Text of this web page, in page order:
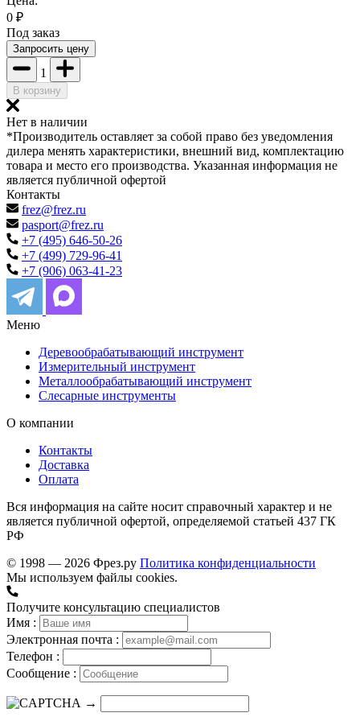
0 ₽
Под заказ
Запросить цену
1
В корзину
Нет в наличии
*Производитель оставляет за собой право без уведомления
дилера менять характеристики, внешний вид, комплектацию
товара и место его производства. Указанная информация не
является публичной офертой
Контакты
frez@frez.ru
pasport@frez.ru
+7 (495) 646-50-26
+7 (499) 729-96-41
+7 (906) 063-41-23
Меню
Деревообрабатывающий инструмент
Измерительный инструмент
Металлообрабатывающий инструмент
Слесарные инструменты
О компании
Контакты
Доставка
Оплата
Вся информация на сайте носит справочный характер и не
является публичной офертой, определяемой статьей 437 ГК
РФ
© 1998 — 2026 Фрез.ру Политика конфиденциальности
Мы используем файлы cookies.
Получите консультацию специалистов
Имя :
Электронная почта :
Телефон :
Сообщение :
→